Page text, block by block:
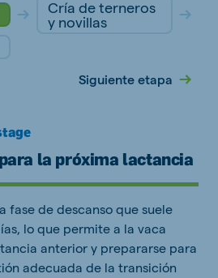
Cría de terneros
y novillas
Siguiente etapa
la próxima lactancia
fase de descanso que suele
lo que permite a la vaca
anterior y prepararse para
adecuada de la transición